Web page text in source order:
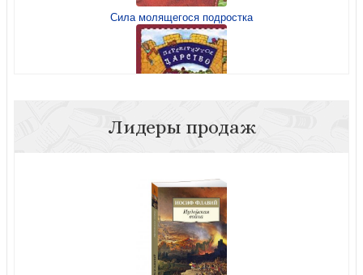
Сила молящегося подростка
Лидеры продаж